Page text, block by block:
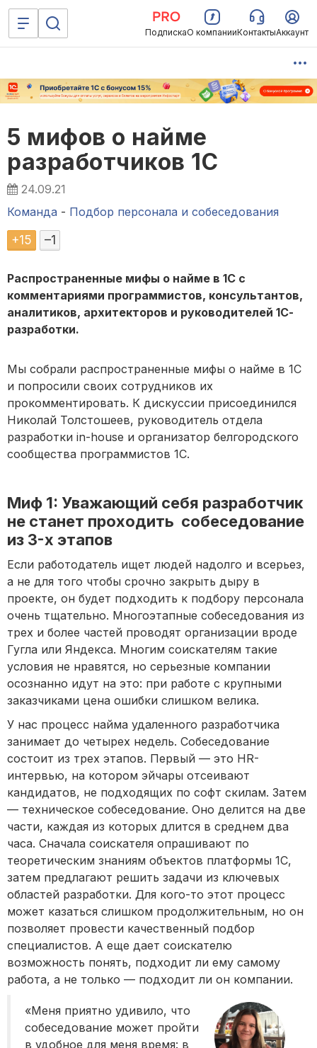
ПодпискаО компанииКонтактыАккаунт
5 мифов о найме
разработчиков 1С
24.09.21
Команда - Подбор персонала и собеседования
+15 –1
Распространенные мифы о найме в 1С с
комментариями программистов, консультантов,
аналитиков, архитекторов и руководителей 1С-
разработки.
Мы собрали распространенные мифы о найме в 1С
и попросили своих сотрудников их
прокомментировать. К дискуссии присоединился
Николай Толстошеев, руководитель отдела
разработки in-house и организатор белгородского
сообщества программистов 1С.
Миф 1: Уважающий себя разработчик
не станет проходить собеседование
из 3-х этапов
Если работодатель ищет людей надолго и всерьез,
а не для того чтобы срочно закрыть дыру в
проекте, он будет подходить к подбору персонала
очень тщательно. Многоэтапные собеседования из
трех и более частей проводят организации вроде
Гугла или Яндекса. Многим соискателям такие
условия не нравятся, но серьезные компании
осознанно идут на это: при работе с крупными
заказчиками цена ошибки слишком велика.
У нас процесс найма удаленного разработчика
занимает до четырех недель. Собеседование
состоит из трех этапов. Первый — это HR-
интервью, на котором эйчары отсеивают
кандидатов, не подходящих по софт скилам. Затем
— техническое собеседование. Оно делится на две
части, каждая из которых длится в среднем два
часа. Сначала соискателя опрашивают по
теоретическим знаниям объектов платформы 1С,
затем предлагают решить задачи из ключевых
областей разработки. Для кого-то этот процесс
может казаться слишком продолжительным, но он
позволяет провести качественный подбор
специалистов. А еще дает соискателю
возможность понять, подходит ли ему самому
работа, а не только — подходит ли он компании.
«Меня приятно удивило, что
собеседование может пройти
в удобное для меня время: в